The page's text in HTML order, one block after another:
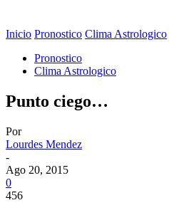
Inicio Pronostico Clima Astrologico
Pronostico
Clima Astrologico
Punto ciego…
Por
Lourdes Mendez
-
Ago 20, 2015
0
456